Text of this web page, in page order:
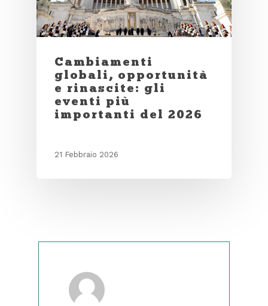
Cambiamenti
globali, opportunità
e rinascite: gli
eventi più
importanti del 2026
21 Febbraio 2026